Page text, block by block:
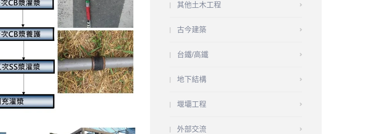
其他土木工程
古今建築
台鐵/高鐵
地下結構
堰壩工程
外部交流